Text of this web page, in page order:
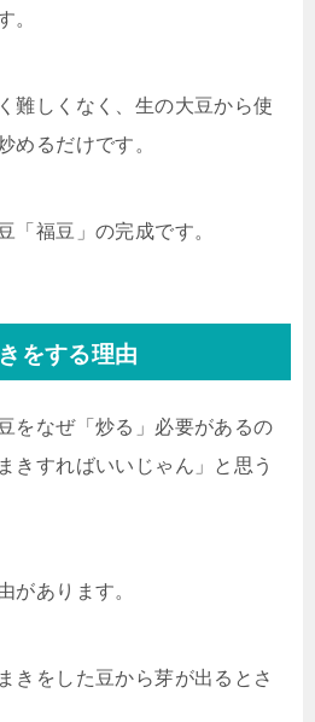
。
難しくなく、生の大豆から使
めるだけです。
「福豆」の完成です。
をする理由
をなぜ「炒る」必要があるの
きすればいいじゃん」と思う
があります。
きをした豆から芽が出るとさ